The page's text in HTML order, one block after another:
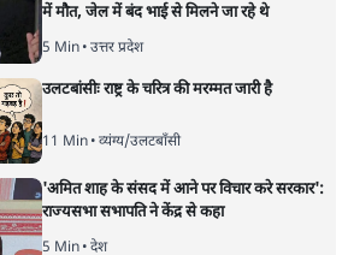
विश्लेषण
भागवत बोले- 'जेन ज़ी पर आँख मूंदकर भरोसा,
आंदोलन देश-विरोधी नहीं'; अतुल लिमये बोले थे-
'एंटी नेशनल'
Advertisement